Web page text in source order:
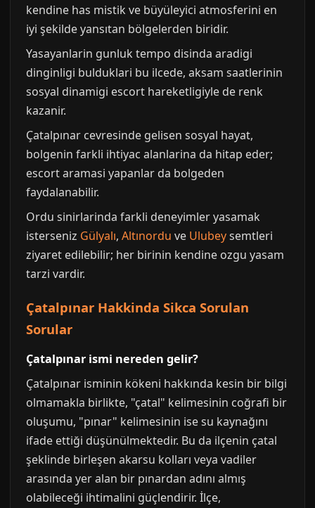
kendine has mistik ve büyüleyici atmosferini en
iyi şekilde yansıtan bölgelerden biridir.
Yasayanlarin gunluk tempo disinda aradigi
dinginligi bulduklari bu ilcede, aksam saatlerinin
sosyal dinamigi escort hareketligiyle de renk
kazanir.
Çatalpınar cevresinde gelisen sosyal hayat,
bolgenin farkli ihtiyac alanlarina da hitap eder;
escort aramasi yapanlar da bolgeden
faydalanabilir.
Ordu sinirlarinda farkli deneyimler yasamak
isterseniz Gülyalı, Altınordu ve Ulubeysemtleri
ziyaret edilebilir; her birinin kendine ozgu yasam
tarzi vardir.
Çatalpınar Hakkinda Sikca Sorulan
Sorular
Çatalpınar ismi nereden gelir?
Çatalpınar isminin kökeni hakkında kesin bir bilgi
olmamakla birlikte, "çatal" kelimesinin coğrafi bir
oluşumu, "pınar" kelimesinin ise su kaynağını
ifade ettiği düşünülmektedir. Bu da ilçenin çatal
şeklinde birleşen akarsu kolları veya vadiler
arasında yer alan bir pınardan adını almış
olabileceği ihtimalini güçlendirir. İlçe,